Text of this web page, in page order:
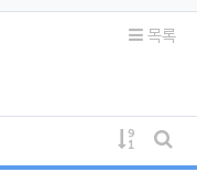
목록
게시물
게시